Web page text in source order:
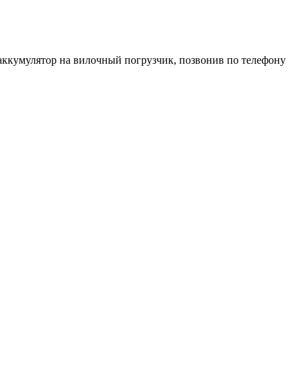
на вилочный погрузчик, позвонив по телефону